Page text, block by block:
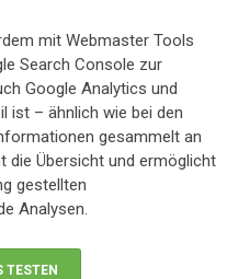
mit Webmaster Tools
Search Console zur
Google Analytics und
ist – ähnlich wie bei den
gesammelt an
die Übersicht und ermöglicht
gestellten
Analysen.
TESTEN